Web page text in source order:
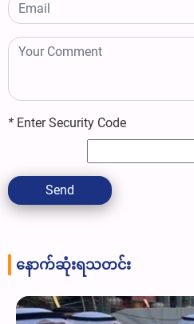
* Enter Security Code
Send
နောက်ဆုံးရသတင်း